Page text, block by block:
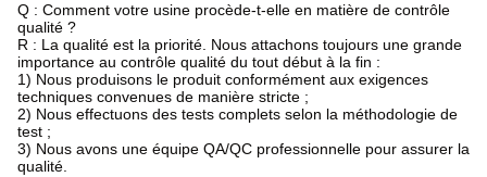
Q : Comment votre usine procède-t-elle en matière de contrôle
qualité ?
R : La qualité est la priorité. Nous attachons toujours une grande
importance au contrôle qualité du tout début à la fin :
1) Nous produisons le produit conformément aux exigences
techniques convenues de manière stricte ;
2) Nous effectuons des tests complets selon la méthodologie de
test ;
3) Nous avons une équipe QA/QC professionnelle pour assurer la
qualité.